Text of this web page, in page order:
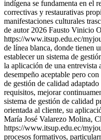
indígena se fundamenta en el
correctivas y restaurativas
manifestaciones culturales
de autor 2026 Fausto Vinicio
https://www.itsup.edu.ec/
de línea blanca, donde tienen
establecer un sistema de
la aplicación de una entrevista
desempeño aceptable pero
de gestión de calidad
requisitos, mejorar
sistema de gestión de calidad
orientada al cliente, su
María José Valarezo Molina,
https://www.itsup.edu.ec/
procesos formativos,